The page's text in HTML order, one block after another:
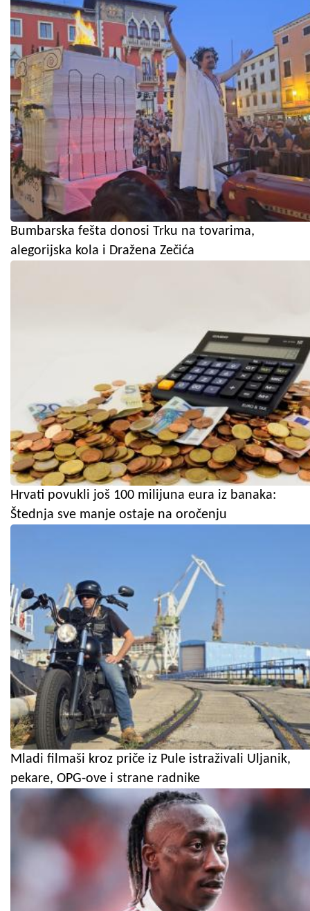
Bumbarska fešta donosi Trku na tovarima,
alegorijska kola i Dražena Zečića
Hrvati povukli još 100 milijuna eura iz banaka:
Štednja sve manje ostaje na oročenju
Mladi filmaši kroz priče iz Pule istraživali Uljanik,
pekare, OPG-ove i strane radnike